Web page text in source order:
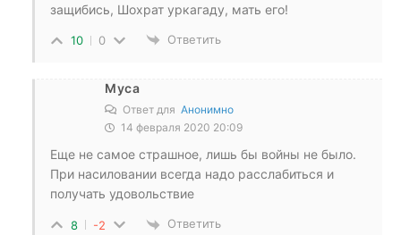
защибись, Шохрат уркагаду, мать его!
10 0 Ответить
Муса
Ответ для Анонимно
14 февраля 2020 20:09
Еще не самое страшное, лишь бы войны не было.
При насиловании всегда надо расслабиться и
получать удовольствие
8 -2 Ответить